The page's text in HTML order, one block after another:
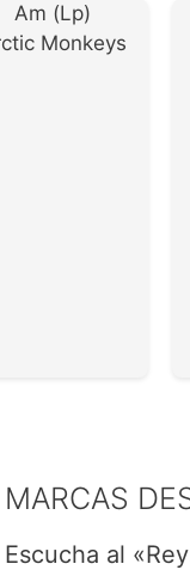
Am (Lp)
Monkeys
MARCAS
Escucha al